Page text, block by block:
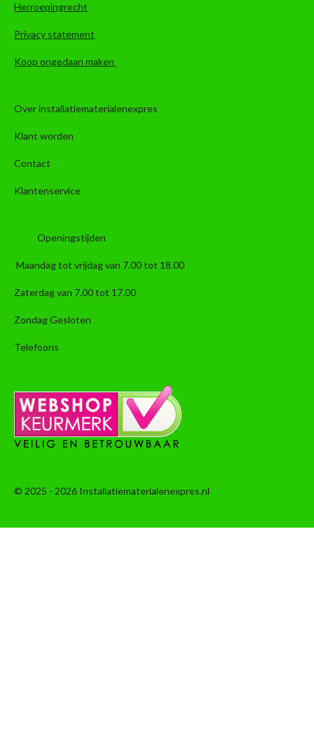
Herroepingrecht
Privacy statement
Koop ongedaan maken
Over installatiematerialenexpres
Klant worden
Contact
Klantenservice
Openingstijden
Maandag tot vrijdag van 7.00 tot 18.00
Zaterdag van 7.00 tot 17.00
Zondag Gesloten
Telefoons
© 2025 - 2026 Installatiematerialenexpres.nl